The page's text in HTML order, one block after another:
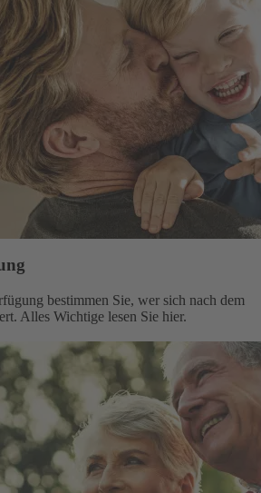
bestimmen Sie, wer sich nach dem
Alles Wichtige lesen Sie hier.